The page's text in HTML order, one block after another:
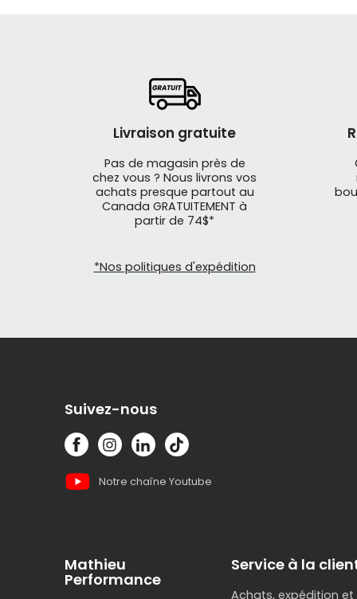
Livraison gratuite
Pas de magasin près de
chez vous ? Nous livrons vos
achats presque partout au
Canada GRATUITEMENT à
partir de 74$*
*Nos politiques d'expédition
Suivez-nous
Notre chaîne Youtube
Mathieu
Performance
Service à la
Achats, expédition et